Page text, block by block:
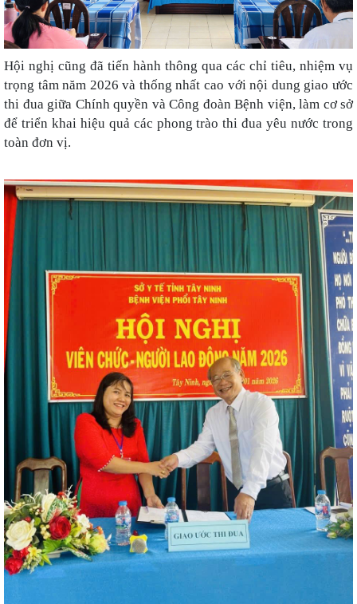
Hội nghị cũng đã tiến hành thông qua các chỉ tiêu, nhiệm vụ
trọng tâm năm 2026 và thống nhất cao với nội dung giao ước
thi đua giữa Chính quyền và Công đoàn Bệnh viện, làm cơ sở
để triển khai hiệu quả các phong trào thi đua yêu nước trong
toàn đơn vị.